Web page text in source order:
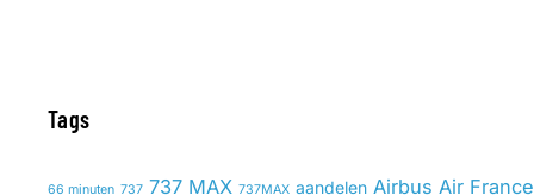
Tags
66 minuten 737 737 MAX 737MAX aandelen Airbus Air France